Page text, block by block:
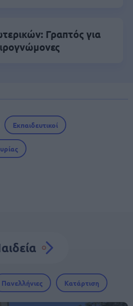
Γραπτός για
Εκπαιδευτικοί
Πανελλήνιες Κατάρτιση